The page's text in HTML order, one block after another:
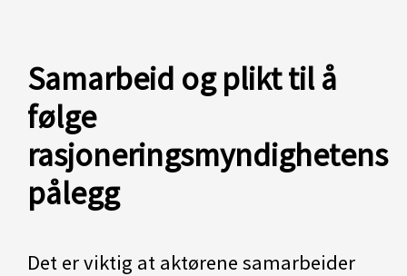
Samarbeid og plikt til å
følge
rasjoneringsmyndighetens
pålegg
Det er viktig at aktørene samarbeider